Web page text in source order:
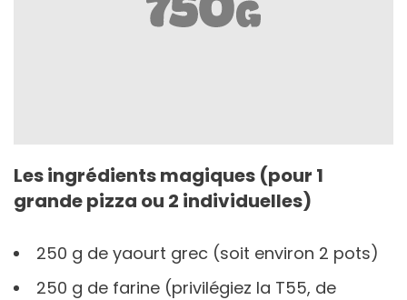
Les ingrédients magiques (pour 1
grande pizza ou 2 individuelles)
250 g de yaourt grec (soit environ 2 pots)
250 g de farine (privilégiez la T55, de